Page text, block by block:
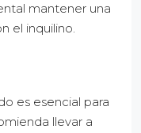
mantener una
el inquilino.
es esencial para
llevar a